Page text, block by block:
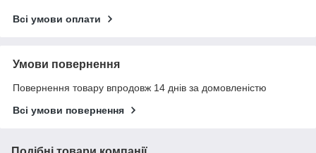
Всі умови оплати
Умови повернення
Повернення товару впродовж 14 днів за домовленістю
Всі умови повернення